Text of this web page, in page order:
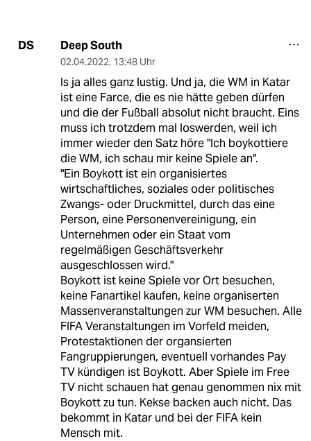
DS Deep South
02.04.2022, 13:48 Uhr
Is ja alles ganz lustig. Und ja, die WM in Katar
ist eine Farce, die es nie hätte geben dürfen
und die der Fußball absolut nicht braucht. Eins
muss ich trotzdem mal loswerden, weil ich
immer wieder den Satz höre "Ich boykottiere
die WM, ich schau mir keine Spiele an".
"Ein Boykott ist ein organisiertes
wirtschaftliches, soziales oder politisches
Zwangs- oder Druckmittel, durch das eine
Person, eine Personenvereinigung, ein
Unternehmen oder ein Staat vom
regelmäßigen Geschäftsverkehr
ausgeschlossen wird."
Boykott ist keine Spiele vor Ort besuchen,
keine Fanartikel kaufen, keine organiserten
Massenveranstaltungen zur WM besuchen. Alle
FIFA Veranstaltungen im Vorfeld meiden,
Protestaktionen der organsierten
Fangruppierungen, eventuell vorhandes Pay
TV kündigen ist Boykott. Aber Spiele im Free
TV nicht schauen hat genau genommen nix mit
Boykott zu tun. Kekse backen auch nicht. Das
bekommt in Katar und bei der FIFA kein
Mensch mit.